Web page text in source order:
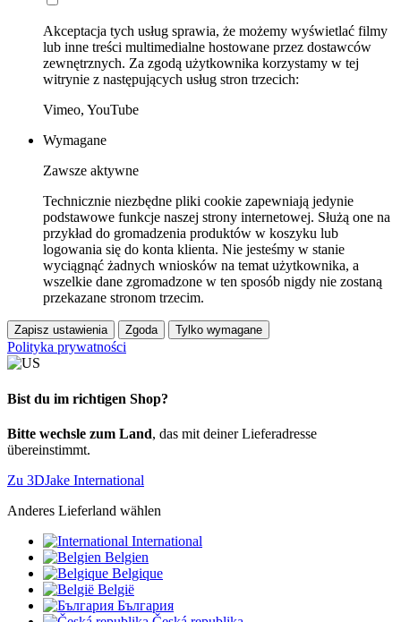
Akceptacja tych usług sprawia, że możemy wyświetlać filmy
lub inne treści multimedialne hostowane przez dostawców
zewnętrznych. Za zgodą użytkownika korzystamy w tej
witrynie z następujących usług stron trzecich:
Vimeo, YouTube
Wymagane
Zawsze aktywne
Technicznie niezbędne pliki cookie zapewniają jedynie
podstawowe funkcje naszej strony internetowej. Służą one na
przykład do gromadzenia produktów w koszyku lub
logowania się do konta klienta. Nie jesteśmy w stanie
wyciągnąć żadnych wniosków na temat użytkownika, a
wszelkie dane zgromadzone w ten sposób nigdy nie zostaną
przekazane stronom trzecim.
Zapisz ustawienia Zgoda Tylko wymagane
Polityka prywatności
Bist du im richtigen Shop?
Bitte wechsle zum Land, das mit deiner Lieferadresse
übereinstimmt.
Zu 3DJake International
Anderes Lieferland wählen
International
Belgien
Belgique
België
България